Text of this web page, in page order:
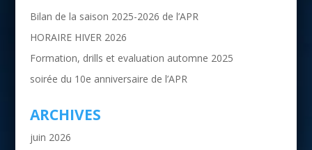
Bilan de la saison 2025-2026 de l’APR
HORAIRE HIVER 2026
Formation, drills et evaluation automne 2025
soirée du 10e anniversaire de l’APR
ARCHIVES
juin 2026